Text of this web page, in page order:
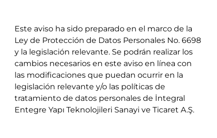
Este aviso ha sido preparado en el marco de la
Ley de Protección de Datos Personales No. 6698
y la legislación relevante. Se podrán realizar los
cambios necesarios en este aviso en línea con
las modificaciones que puedan ocurrir en la
legislación relevante y/o las políticas de
tratamiento de datos personales de İntegral
Entegre Yapı Teknolojileri Sanayi ve Ticaret A.Ş.